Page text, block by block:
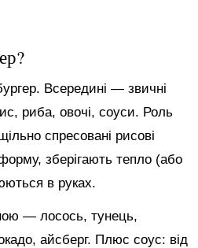
Всередині — звичні
риба, овочі, соуси. Роль
спресовані рисові
зберігають тепло (або
в руках.
— лосось, тунець,
айсберг. Плюс соус: від